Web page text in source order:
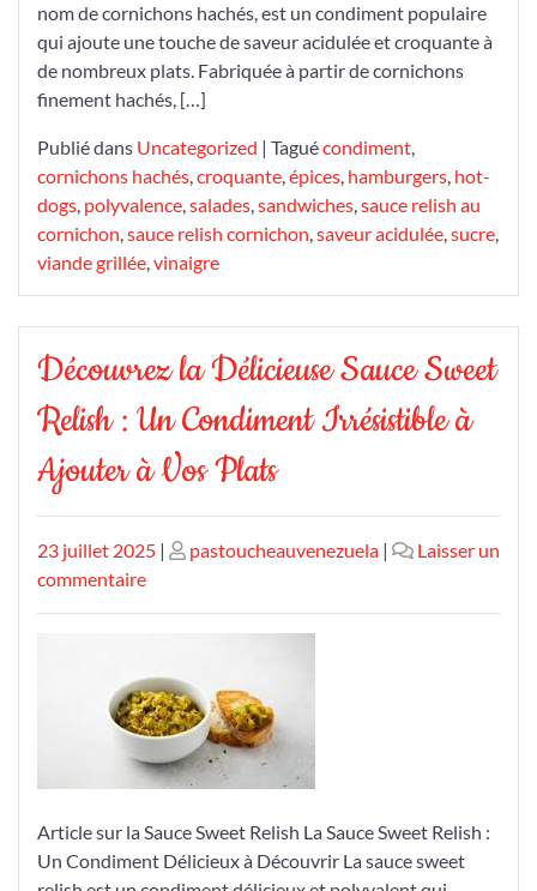
nom de cornichons hachés, est un condiment populaire
qui ajoute une touche de saveur acidulée et croquante à
de nombreux plats. Fabriquée à partir de cornichons
finement hachés, […]
Publié dans Uncategorized | Taguécondiment,
cornichons hachés,croquante,épices, hamburgers, hot-
dogs, polyvalence,salades,sandwiches,sauce relish au
cornichon,sauce relish cornichon,saveur acidulée,sucre,
viande grillée,vinaigre
Découvrez la Délicieuse Sauce Sweet
Relish : Un Condiment Irrésistible à
Ajouter à Vos Plats
Publié
le
23 juillet 2025 | Publié
pastoucheauvenezuela |
Laisser un
commentairesur
Sauce
Sweet
Relish
:
Condiment
Irrésistible
Article sur la Sauce Sweet Relish La Sauce Sweet Relish :
Un Condiment Délicieux à Découvrir La sauce sweet